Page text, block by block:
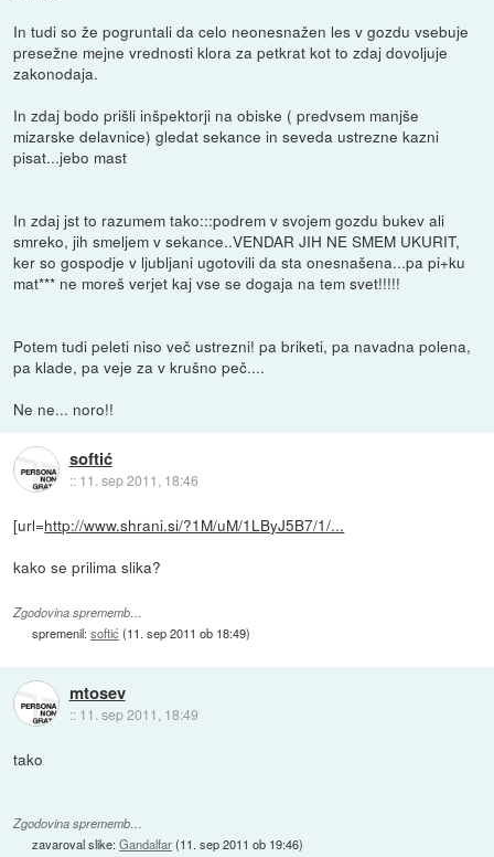
In tudi so že pogruntali da celo neonesnažen les v gozdu vsebuje
presežne mejne vrednosti klora za petkrat kot to zdaj dovoljuje
zakonodaja.
In zdaj bodo prišli inšpektorji na obiske ( predvsem manjše
mizarske delavnice) gledat sekance in seveda ustrezne kazni
pisat...jebo mast
In zdaj jst to razumem tako:::podrem v svojem gozdu bukev ali
smreko, jih smeljem v sekance..VENDAR JIH NE SMEM UKURIT,
ker so gospodje v ljubljani ugotovili da sta onesnašena...pa pi+ku
mat*** ne moreš verjet kaj vse se dogaja na tem svet!!!!!
Potem tudi peleti niso več ustrezni! pa briketi, pa navadna polena,
pa klade, pa veje za v krušno peč....
Ne ne... noro!!
softić
:: 11. sep 2011, 18:46
[url=http://www.shrani.si/?1M/uM/1LByJ5B7/1/...
kako se prilima slika?
Zgodovina sprememb…
spremenil:softić (11. sep 2011 ob 18:49)
mtosev
:: 11. sep 2011, 18:49
tako
Zgodovina sprememb…
zavaroval slike:Gandalfar(11. sep 2011 ob 19:46)